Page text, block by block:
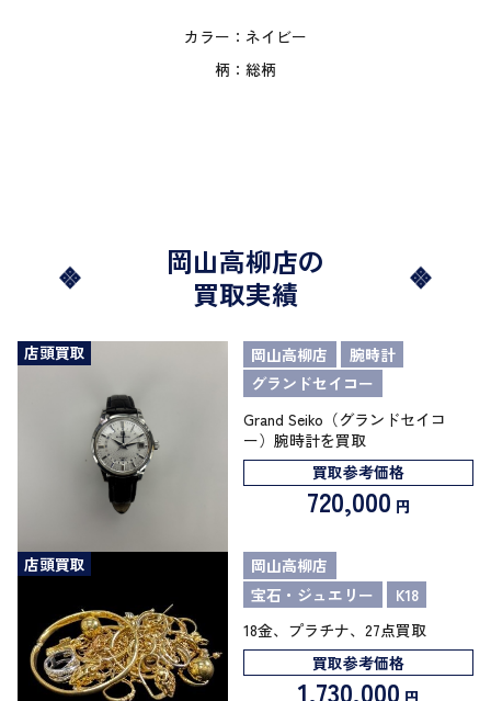
カラー：ネイビー
柄：総柄
岡山高柳店の
買取実績
店頭買取 岡山高柳店
腕時計
グランドセイコー
Grand Seiko（グランドセイコ
ー）腕時計を買取
買取参考価格
720,000 円
店頭買取
岡山高柳店
宝石・ジュエリー
K18
18金、プラチナ、27点買取
買取参考価格
1,730,000 円